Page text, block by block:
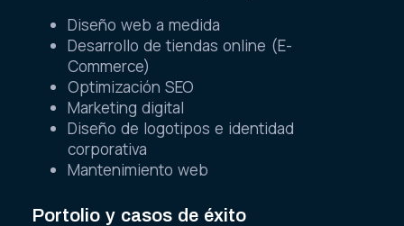
Diseño web a medida
Desarrollo de tiendas online (E-
Commerce)
Optimización SEO
Marketing digital
Diseño de logotipos e identidad
corporativa
Mantenimiento web
Portolio y casos de éxito